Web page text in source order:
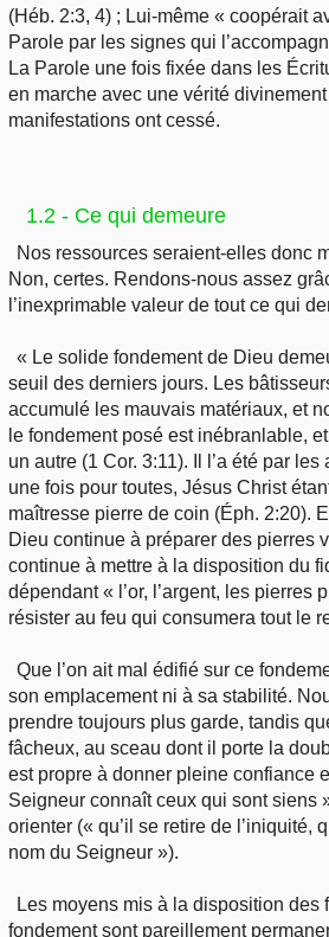
(Héb. 2:3, 4) ; Lui-même « coopérait
Parole par les signes qui
La Parole une fois fixée dans les
en marche avec une vérité
manifestations ont cessé.
1.2 - Ce qui demeure
Nos ressources seraient-elles donc
Non, certes. Rendons-nous assez
l’inexprimable valeur de tout ce qui
« Le solide fondement de Dieu
seuil des derniers jours. Les
accumulé les mauvais matériaux, et
le fondement posé est inébranlable,
un autre (1 Cor. 3:11). Il l’a été par
une fois pour toutes, Jésus Christ
maîtresse pierre de coin (Éph. 2:20).
Dieu continue à préparer des pierres
continue à mettre à la disposition du
dépendant « l’or, l’argent, les pierres
résister au feu qui consumera tout le
Que l’on ait mal édifié sur ce
son emplacement ni à sa stabilité.
prendre toujours plus garde, tandis
fâcheux, au sceau dont il porte la
est propre à donner pleine confiance
Seigneur connaît ceux qui sont siens
orienter (« qu’il se retire de l’iniquité,
nom du Seigneur »).
Les moyens mis à la disposition des
fondement sont pareillement